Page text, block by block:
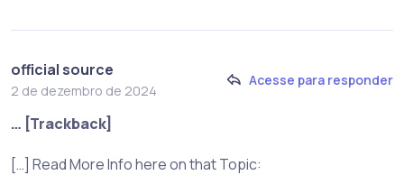
official source
2 de dezembro de 2024
Acesse para responder
… [Trackback]
[…] Read More Info here on that Topic: